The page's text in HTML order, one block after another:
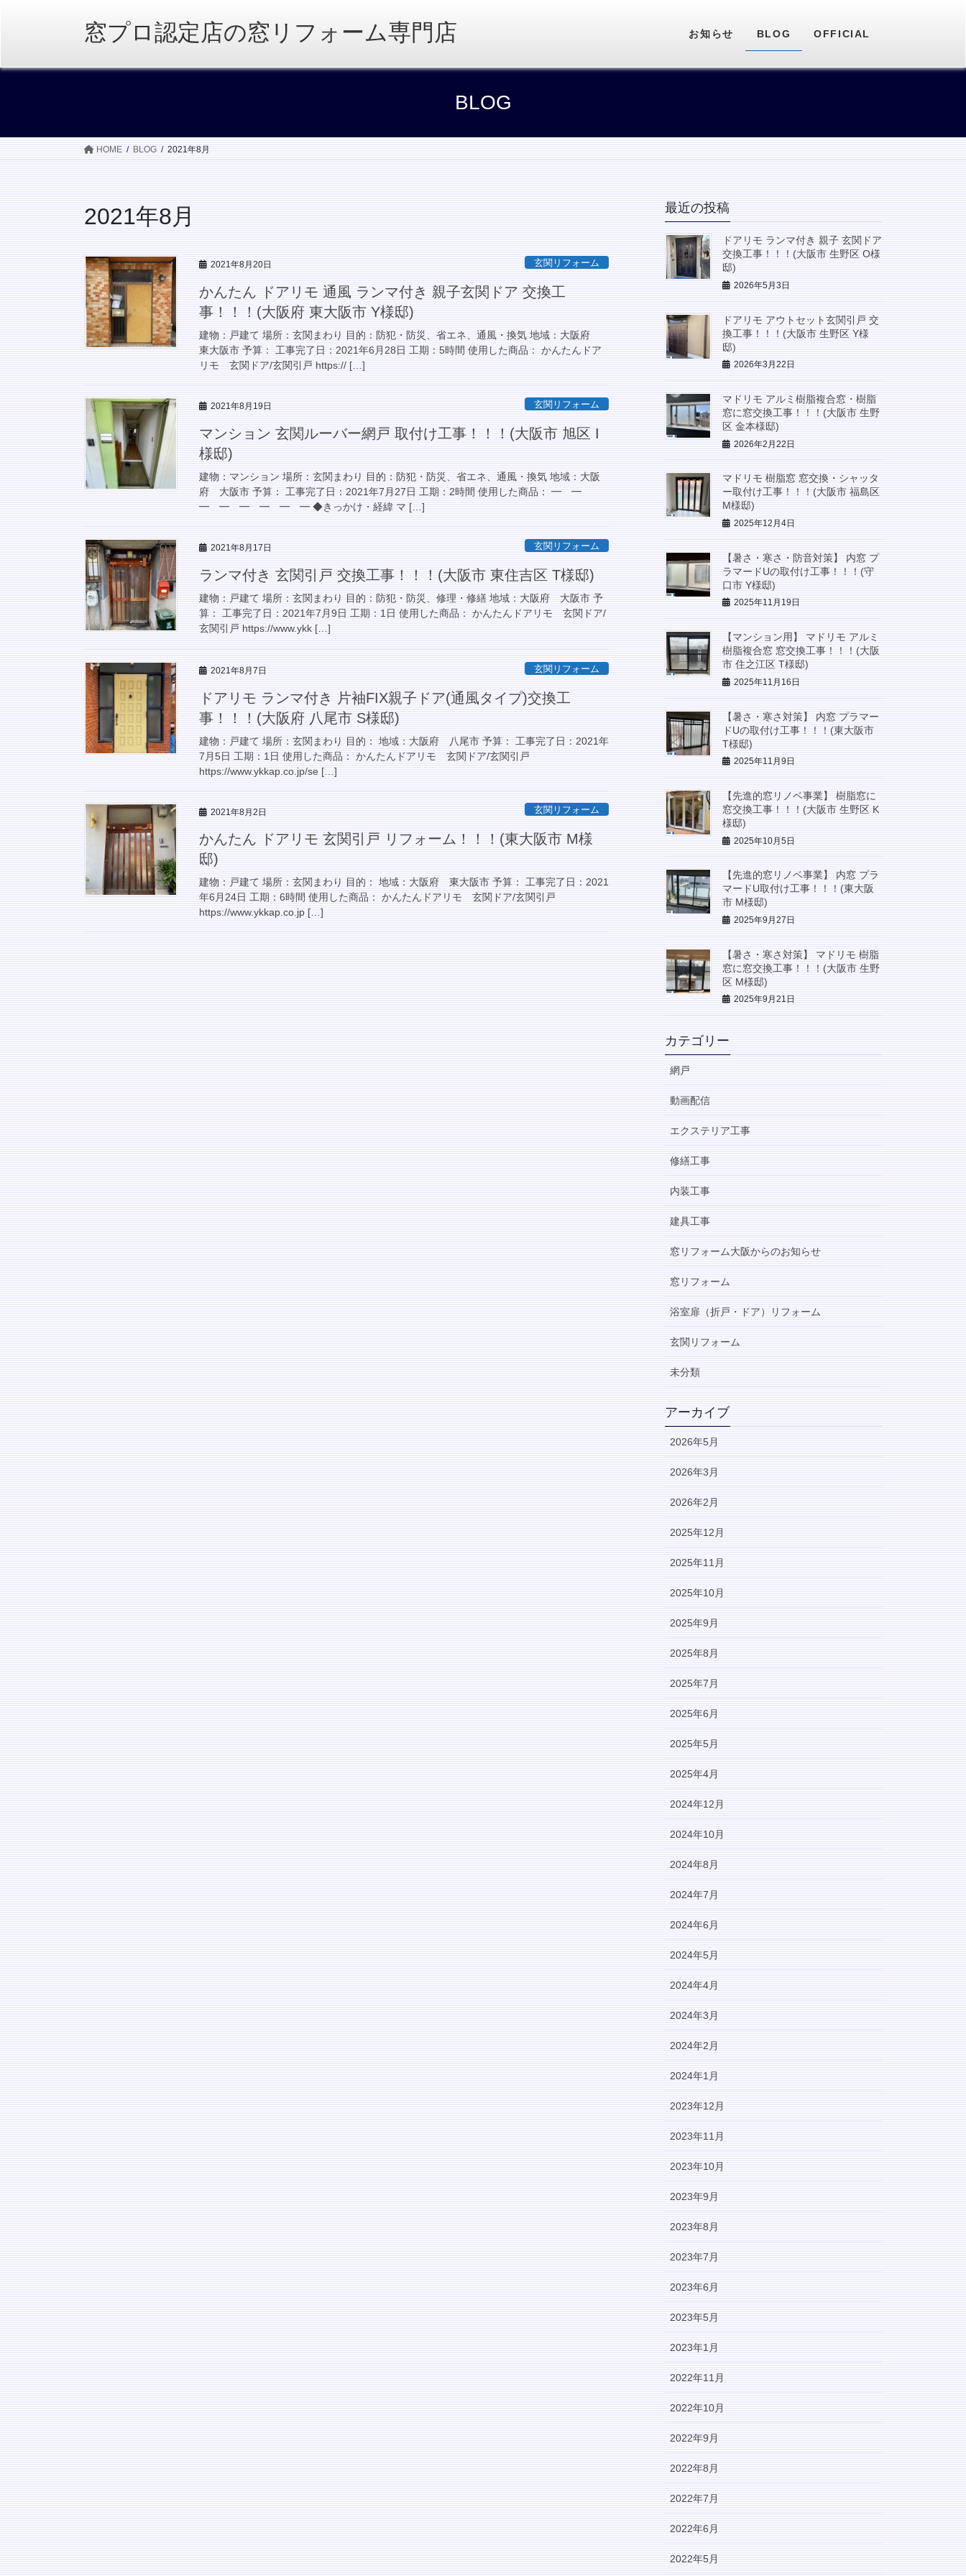
プ
動
窓プロ認定店の窓リフォーム専門店 お知らせ BLOG OFFICIAL
BLOG
HOME BLOG 2021年8月
2021年8月
2021年8月20日 玄関リフォーム
かんたん ドアリモ 通風 ランマ付き 親子玄関ドア 交換工
事！！！(大阪府 東大阪市 Y様邸)
建物：戸建て 場所：玄関まわり 目的：防犯・防災、省エネ、通風・換気 地域：大阪府
東大阪市 予算： 工事完了日：2021年6月28日 工期：5時間 使用した商品： かんたんドア
リモ 玄関ドア/玄関引戸 https:// […]
2021年8月19日 玄関リフォーム
マンション 玄関ルーバー網戸 取付け工事！！！(大阪市 旭区 I
様邸)
建物：マンション 場所：玄関まわり 目的：防犯・防災、省エネ、通風・換気 地域：大阪
府 大阪市 予算： 工事完了日：2021年7月27日 工期：2時間 使用した商品： ━ ━
━ ━ ━ ━ ━ ━ ◆きっかけ・経緯 マ […]
2021年8月17日 玄関リフォーム
ランマ付き 玄関引戸 交換工事！！！(大阪市 東住吉区 T様邸)
建物：戸建て 場所：玄関まわり 目的：防犯・防災、修理・修繕 地域：大阪府 大阪市 予
算： 工事完了日：2021年7月9日 工期：1日 使用した商品： かんたんドアリモ 玄関ドア/
玄関引戸 https://www.ykk […]
2021年8月7日 玄関リフォーム
ドアリモ ランマ付き 片袖FIX親子ドア(通風タイプ)交換工
事！！！(大阪府 八尾市 S様邸)
建物：戸建て 場所：玄関まわり 目的： 地域：大阪府 八尾市 予算： 工事完了日：2021年
7月5日 工期：1日 使用した商品： かんたんドアリモ 玄関ドア/玄関引戸
https://www.ykkap.co.jp/se […]
2021年8月2日 玄関リフォーム
かんたん ドアリモ 玄関引戸 リフォーム！！！(東大阪市 M様
邸)
建物：戸建て 場所：玄関まわり 目的： 地域：大阪府 東大阪市 予算： 工事完了日：2021
年6月24日 工期：6時間 使用した商品： かんたんドアリモ 玄関ドア/玄関引戸
https://www.ykkap.co.jp […]
最近の投稿
ドアリモ ランマ付き 親子 玄関ドア
交換工事！！！(大阪市 生野区 O様
邸)
2026年5月3日
ドアリモ アウトセット玄関引戸 交
換工事！！！(大阪市 生野区 Y様
邸)
2026年3月22日
マドリモ アルミ樹脂複合窓・樹脂
窓に窓交換工事！！！(大阪市 生野
区 金本様邸)
2026年2月22日
マドリモ 樹脂窓 窓交換・シャッタ
ー取付け工事！！！(大阪市 福島区
M様邸)
2025年12月4日
【暑さ・寒さ・防音対策】 内窓 プ
ラマードUの取付け工事！！！(守
口市 Y様邸)
2025年11月19日
【マンション用】 マドリモ アルミ
樹脂複合窓 窓交換工事！！！(大阪
市 住之江区 T様邸)
2025年11月16日
【暑さ・寒さ対策】 内窓 プラマー
ドUの取付け工事！！！(東大阪市
T様邸)
2025年11月9日
【先進的窓リノベ事業】 樹脂窓に
窓交換工事！！！(大阪市 生野区 K
様邸)
2025年10月5日
【先進的窓リノベ事業】 内窓 プラ
マードU取付け工事！！！(東大阪
市 M様邸)
2025年9月27日
【暑さ・寒さ対策】 マドリモ 樹脂
窓に窓交換工事！！！(大阪市 生野
区 M様邸)
2025年9月21日
カテゴリー
網戸
動画配信
エクステリア工事
修繕工事
内装工事
建具工事
窓リフォーム大阪からのお知らせ
窓リフォーム
浴室扉（折戸・ドア）リフォーム
玄関リフォーム
未分類
アーカイブ
2026年5月
2026年3月
2026年2月
2025年12月
2025年11月
2025年10月
2025年9月
2025年8月
2025年7月
2025年6月
2025年5月
2025年4月
2024年12月
2024年10月
2024年8月
2024年7月
2024年6月
2024年5月
2024年4月
2024年3月
2024年2月
2024年1月
2023年12月
2023年11月
2023年10月
2023年9月
2023年8月
2023年7月
2023年6月
2023年5月
2023年1月
2022年11月
2022年10月
2022年9月
2022年8月
2022年7月
2022年6月
2022年5月